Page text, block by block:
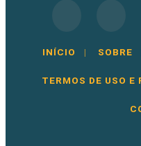
INÍCIO | SOBRE
TERMOS DE USO E